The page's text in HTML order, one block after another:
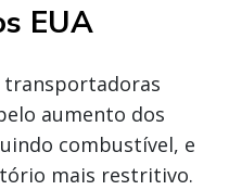
EUA
transportadoras
aumento dos
combustível, e
mais restritivo.